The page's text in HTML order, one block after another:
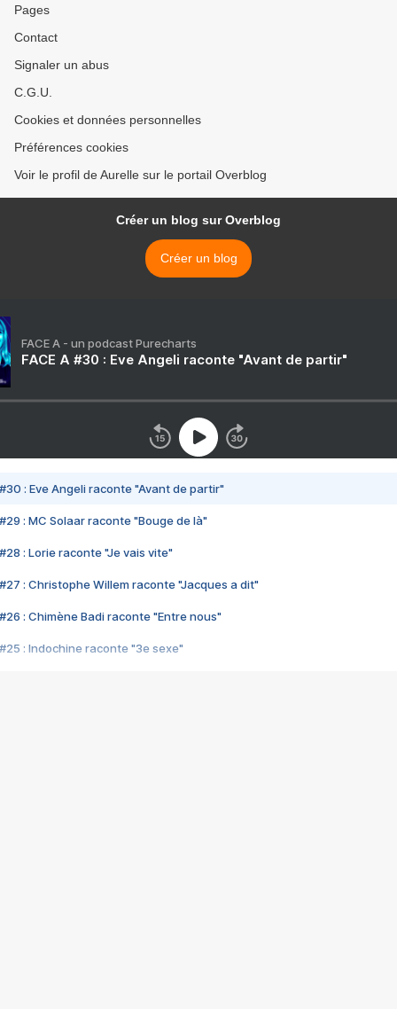
Pages
Contact
Signaler un abus
C.G.U.
Cookies et données personnelles
Préférences cookies
Voir le profil de Aurelle sur le portail Overblog
Créer un blog sur Overblog
Créer un blog
FACE A - un podcast Purecharts
FACE A #30 : Eve Angeli raconte "Avant de partir"
#30 : Eve Angeli raconte "Avant de partir"
#29 : MC Solaar raconte "Bouge de là"
#28 : Lorie raconte "Je vais vite"
#27 : Christophe Willem raconte "Jacques a dit"
#26 : Chimène Badi raconte "Entre nous"
#25 : Indochine raconte "3e sexe"